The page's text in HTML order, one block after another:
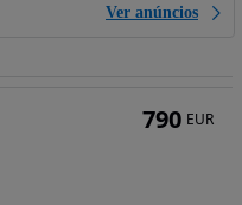
Ver anúncios
790 EUR